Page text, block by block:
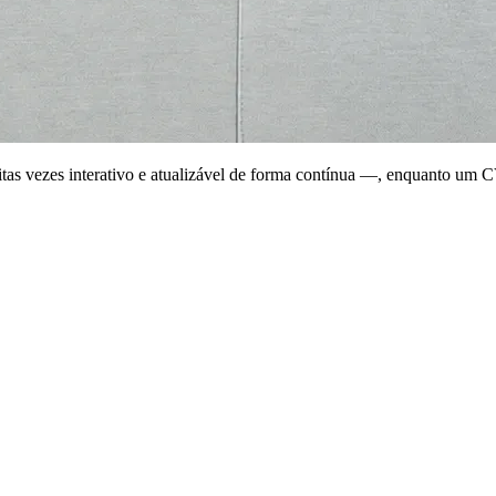
interativo e atualizável de forma contínua —, enquanto um